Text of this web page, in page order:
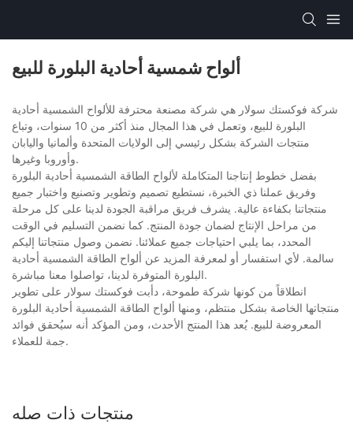
ألواح شمسية أحادية البلورة للبيع
شركة فوكستك سولار هي شركة مصنعة محترفة للألواح الشمسية أحادية
البلورة للبيع، وتعمل في هذا المجال منذ أكثر من 10 سنوات، وتباع
منتجات الشركة بشكل رئيسي إلى الولايات المتحدة وألمانيا واليابان
وأوروبا وغيرها.
بفضل خطوط إنتاجنا المتكاملة لألواح الطاقة الشمسية أحادية البلورة
وفريق عملنا ذي الخبرة، نستطيع تصميم وتطوير وتصنيع واختبار جميع
منتجاتنا بكفاءة عالية. يشرف فريق مراقبة الجودة لدينا على كل مرحلة
من مراحل الإنتاج لضمان جودة المنتج. كما نضمن التسليم في الوقت
المحدد، بما يلبي احتياجات جميع عملائنا. نضمن وصول منتجاتنا إليكم
سالمة. لأي استفسار أو لمعرفة المزيد عن ألواح الطاقة الشمسية أحادية
البلورة المتوفرة لدينا، تواصلوا معنا مباشرة.
انطلاقاً من كونها شركة طموحة، دأبت فوكستك سولار على تطوير
منتجاتها الخاصة بشكل منتظم، ومنها ألواح الطاقة الشمسية أحادية البلورة
المعروضة للبيع. يُعد هذا المنتج الأحدث، ومن المؤكد أنه سيُحقق فوائد
جمة للعملاء.
منتجات ذات صله